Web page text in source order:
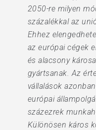
2050-re milyen
százalékkal az
Ehhez
az európai cégek
és alacsony
gyártsanak. Az
vállalások
európai
százezrek
Különösen káros